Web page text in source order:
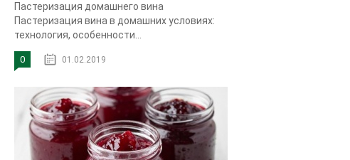
Пастеризация домашнего вина
Пастеризация вина в домашних условиях:
технология, особенности...
0 01.02.2019